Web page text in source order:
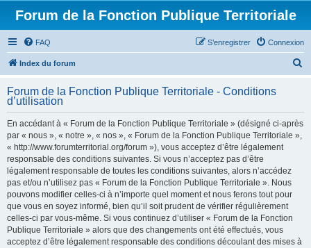
Forum de la Fonction Publique Territoriale
FAQ Connexion
S’enregistrer
Index du forum
h
Forum de la Fonction Publique Territoriale - Conditions
d’utilisation
En accédant à « Forum de la Fonction Publique Territoriale » (désigné ci-après
par « nous », « notre », « nos », « Forum de la Fonction Publique Territoriale »,
« http://www.forumterritorial.org/forum »), vous acceptez d’être légalement
responsable des conditions suivantes. Si vous n’acceptez pas d’être
légalement responsable de toutes les conditions suivantes, alors n’accédez
pas et/ou n’utilisez pas « Forum de la Fonction Publique Territoriale ». Nous
pouvons modifier celles-ci à n’importe quel moment et nous ferons tout pour
que vous en soyez informé, bien qu’il soit prudent de vérifier régulièrement
celles-ci par vous-même. Si vous continuez d’utiliser « Forum de la Fonction
Publique Territoriale » alors que des changements ont été effectués, vous
acceptez d’être légalement responsable des conditions découlant des mises à